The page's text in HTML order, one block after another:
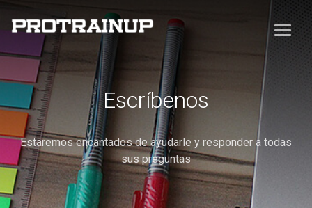
Escríbenos
Estaremos encantados de ayudarle y responder a todas
sus preguntas